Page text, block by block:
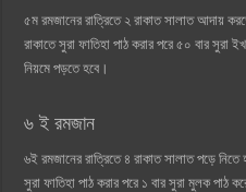
৫ম রমজানের রাত্রিতে ২ রাকাত সালাত আদায়
রাকাতে সুরা ফাতিহা পাঠ করার পরে ৫০ বার
নিয়মে পড়তে হবে।
৬ ই রমজান
৬ই রমজানের রাত্রিতে ৪ রাকাত সালাত পড়ে
সুরা ফাতিহা পাঠ করার পরে ১ বার সুরা মুলক পাঠ